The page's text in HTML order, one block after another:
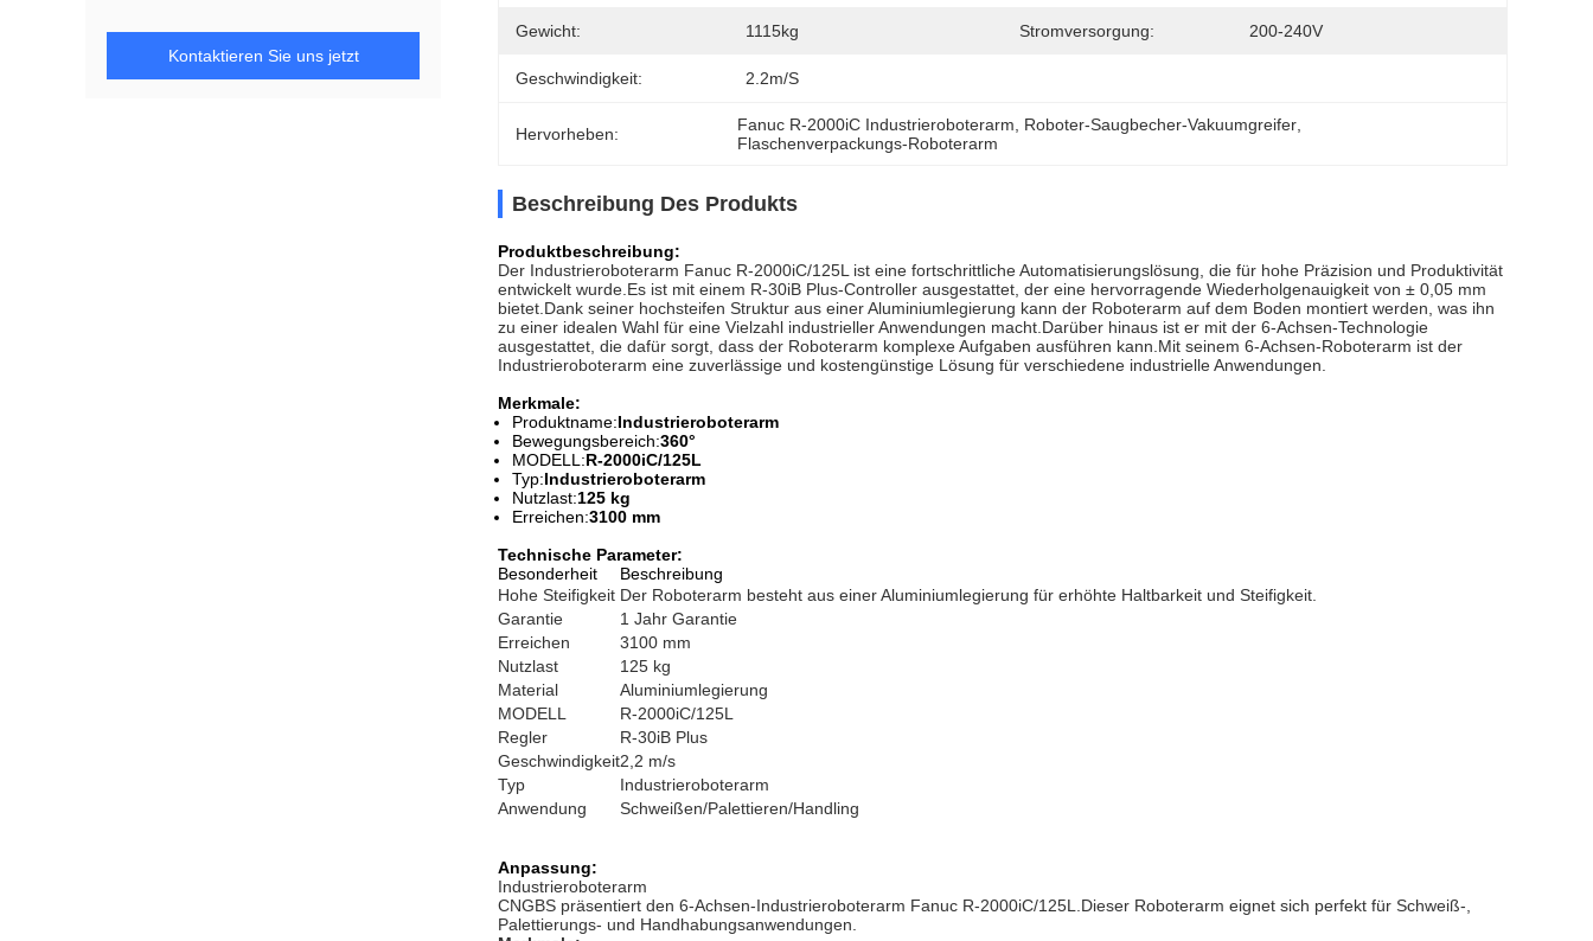
Kontaktieren Sie uns jetzt
Gewicht: 1115kg Stromversorgung: 200-240V
Geschwindigkeit: 2.2m/s
Hervorheben: Fanuc R-2000iC Industrieroboterarm Roboter-Saugbecher-Vakuumgreifer
Flaschenverpackungs-Roboterarm
Beschreibung Des Produkts
Produktbeschreibung:
Der Industrieroboterarm Fanuc R-2000iC/125L ist eine fortschrittliche Automatisierungslösung, die für hohe Präzision und Produktivität
entwickelt wurde.Es ist mit einem R-30iB Plus-Controller ausgestattet, der eine hervorragende Wiederholgenauigkeit von ± 0,05 mm
bietet.Dank seiner hochsteifen Struktur aus einer Aluminiumlegierung kann der Roboterarm auf dem Boden montiert werden, was ihn
zu einer idealen Wahl für eine Vielzahl industrieller Anwendungen macht.Darüber hinaus ist er mit der 6-Achsen-Technologie
ausgestattet, die dafür sorgt, dass der Roboterarm komplexe Aufgaben ausführen kann.Mit seinem 6-Achsen-Roboterarm ist der
Industrieroboterarm eine zuverlässige und kostengünstige Lösung für verschiedene industrielle Anwendungen.
Merkmale:
Produktname:Industrieroboterarm
Bewegungsbereich:360°
MODELL:R-2000iC/125L
Typ:Industrieroboterarm
Nutzlast:125 kg
Erreichen:3100 mm
Technische Parameter:
Besonderheit
Beschreibung
Hohe Steifigkeit Der Roboterarm besteht aus einer Aluminiumlegierung für erhöhte Haltbarkeit und Steifigkeit.
Garantie
1 Jahr Garantie
Erreichen
3100 mm
Nutzlast
125 kg
Material
Aluminiumlegierung
MODELL
R-2000iC/125L
Regler
R-30iB Plus
Geschwindigkeit2,2 m/s
Typ
Industrieroboterarm
Anwendung
Schweißen/Palettieren/Handling
Anpassung:
Industrieroboterarm
CNGBS präsentiert den 6-Achsen-Industrieroboterarm Fanuc R-2000iC/125L.Dieser Roboterarm eignet sich perfekt für Schweiß-,
Palettierungs- und Handhabungsanwendungen.